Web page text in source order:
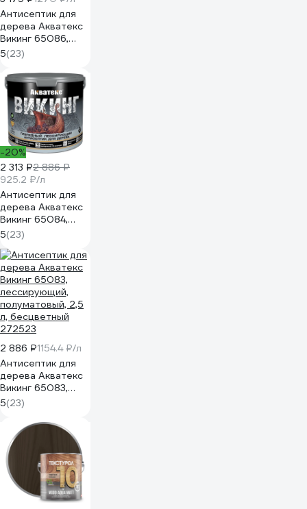
Антисептик для
дерева Акватекс
Викинг 65086,
лессирующий,
полуматовый, 2,5
л, орех 272526
5(23)
-20%
2 313 ₽2 886 ₽
925.2 ₽/л
Антисептик для
дерева Акватекс
Викинг 65084,
лессирующий,
полуматовый, 2,5
л, дуб 272524
5(23)
2 886 ₽1154.4 ₽/л
Антисептик для
дерева Акватекс
Викинг 65083,
лессирующий,
полуматовый, 2,5
л, бесцветный
272523
5(23)